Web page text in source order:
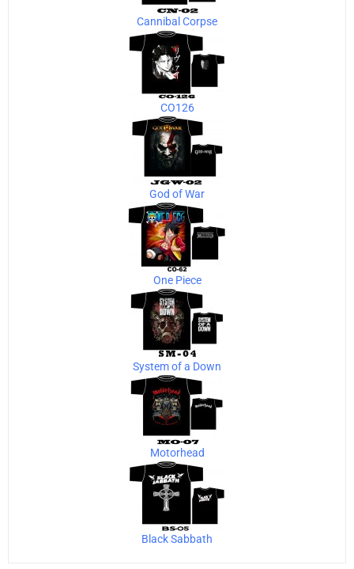
Cannibal Corpse
CO126
God of War
One Piece
System of a Down
Motorhead
Black Sabbath